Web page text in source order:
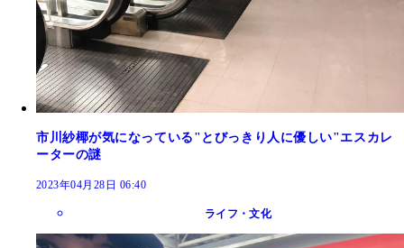
市川紗椰が気になっている"とびっきり人に優しい"エスカレ
ーターの謎
2023年04月28日 06:40
ライフ・文化